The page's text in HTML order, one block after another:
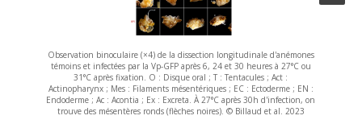
Observation binoculaire (×4) de la dissection longitudinale d'anémones
témoins et infectées par la Vp-GFP après 6, 24 et 30 heures à 27°C ou
31°C après fixation. O : Disque oral ; T : Tentacules ; Act :
Actinopharynx ; Mes : Filaments mésentériques ; EC : Ectoderme ; EN :
Endoderme ; Ac : Acontia ; Ex : Excreta. À 27°C après 30h d'infection, on
trouve des mésentères ronds (flèches noires). © Billaud et al. 2023